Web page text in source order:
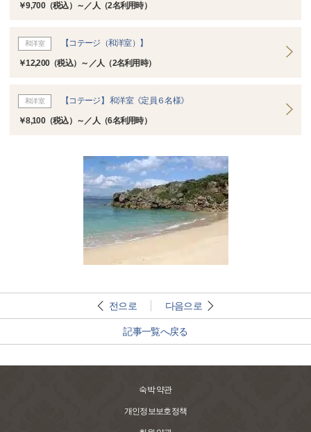
￥9,700（税込）～／人（2名利用時）
和洋室 【コテージ（和洋室）】
￥12,200（税込）～／人（2名利用時）
和洋室 【コテージ】 和洋室《定員６名様》
￥8,100（税込）～／人（6名利用時）
전으로 다음으로
記事一覧へ戻る
숙박 약관
개인정보보호정책